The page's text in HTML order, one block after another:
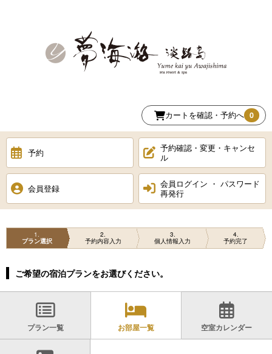
カートを確認・予約へ 0
予約
予約確認・変更・キャンセ
ル
会員登録
会員ログイン ・ パスワード
再発行
1
プラン選択
2
予約内容入力
3
個人情報入力
4
予約完了
ご希望の宿泊プランをお選びください。
プラン一覧 お部屋一覧 空室カレンダー